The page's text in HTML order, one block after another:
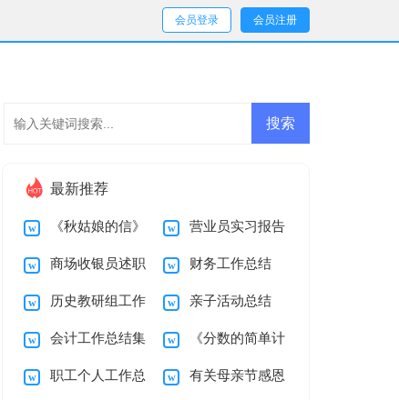
会员登录 会员注册
最新推荐
《秋姑娘的信》
教学设计
营业员实习报告
汇总五篇
商场收银员述职
报告
财务工作总结
(合集15篇)
历史教研组工作
总结15篇
亲子活动总结
会计工作总结集
锦15篇
《分数的简单计
算》教学设计
职工个人工作总 有关母亲节感恩